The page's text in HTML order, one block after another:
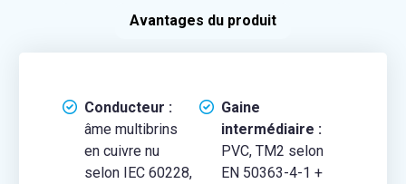
Avantages du produit
Conducteur :
âme multibrins
en cuivre nu
selon IEC 60228,
Gaine
intermédiaire :
PVC, TM2 selon
EN 50363-4-1 +